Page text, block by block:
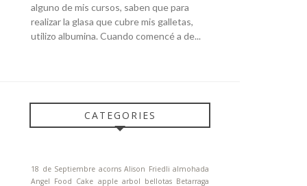
alguno de mis cursos, saben que para
realizar la glasa que cubre mis galletas,
utilizo albumina. Cuando comencé a de...
CATEGORIES
18 de Septiembre acorns Alison Friedli almohada
Angel Food Cake apple arbol bellotas Betarraga